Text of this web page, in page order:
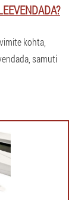
kohta,
samuti